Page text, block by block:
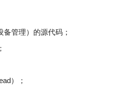
管理）的源代码；
）；